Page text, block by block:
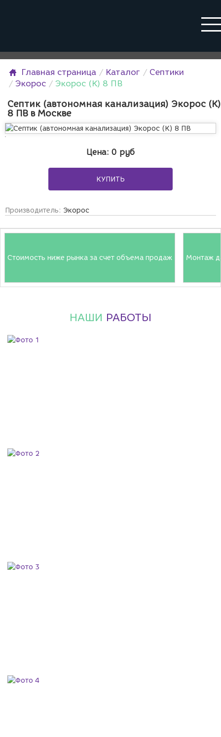
Главная страница Каталог
Септики
Экорос
Экорос (К) 8 ПВ
Септик (автономная канализация) Экорос (К)
8 ПВ в Москве
Цена: 0 руб
КУПИТЬ
Производитель: Экорос
Стоимость ниже рынка за счет объема продаж Монтаж
НАШИ РАБОТЫ